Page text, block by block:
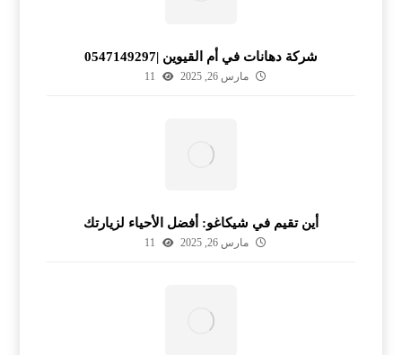
شركة دهانات في أم القيوين |0547149297
مارس 26, 2025 11
أين تقيم في شيكاغو: أفضل الأحياء لزيارتك
مارس 26, 2025 11